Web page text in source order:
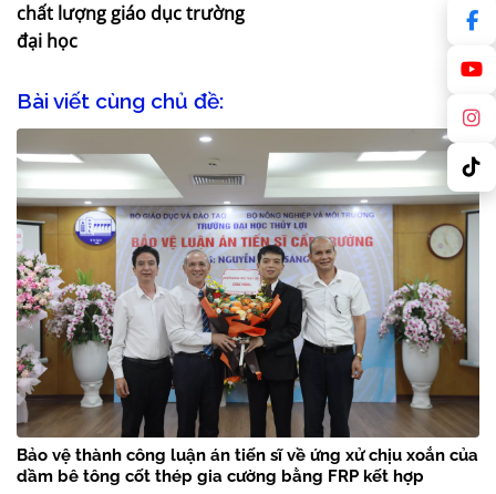
chất lượng giáo dục trường
đại học
19
Bài viết cùng chủ đề:
Bảo vệ thành công luận án tiến sĩ về ứng xử chịu xoắn của
dầm bê tông cốt thép gia cường bằng FRP kết hợp